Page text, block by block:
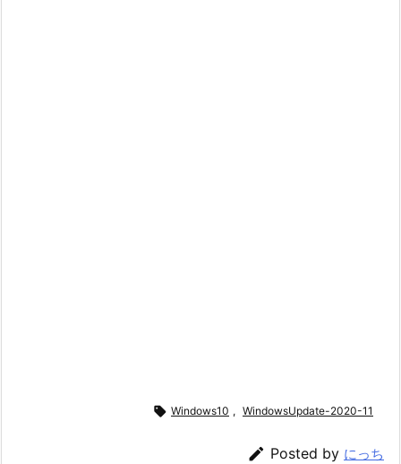
 Windows10 , WindowsUpdate-2020-11
 Posted by にっち